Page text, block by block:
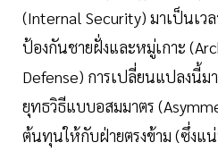
(Internal Security) มาเป็นเว
ป้องกันชายฝั่งและหมู่เกาะ
Defense) การเปลี่ยนแปลงนี้
ยุทธวิธีแบบอสมมาตร
ต้นทุนให้กับฝ่ายตรงข้าม (ซึ่งแ